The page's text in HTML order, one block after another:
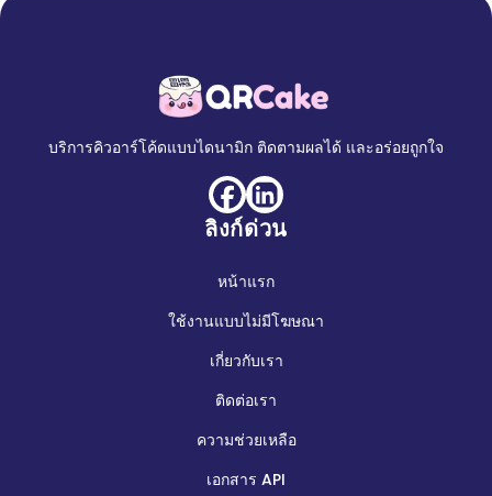
บริการคิวอาร์โค้ดแบบไดนามิก ติดตามผลได้ และอร่อยถูกใจ
ลิงก์ด่วน
หน้าแรก
ใช้งานแบบไม่มีโฆษณา
เกี่ยวกับเรา
ติดต่อเรา
ความช่วยเหลือ
เอกสาร API